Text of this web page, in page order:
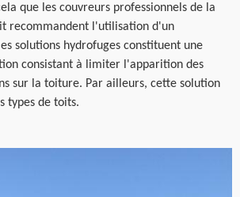
que les couvreurs professionnels de la
recommandent l'utilisation d'un
solutions hydrofuges constituent une
consistant à limiter l'apparition des
sur la toiture. Par ailleurs, cette solution
types de toits.